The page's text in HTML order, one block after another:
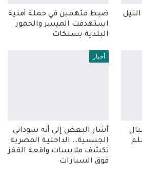
ضبط متهمين في حملة أمنية
استهدفت الميسر والخمور
البلدية بسنكات
أخبار
أشار البعض إلى أنه سوداني
الجنسية… الداخلية المصرية
تكشف ملابسات واقعة القفز
فوق السيارات